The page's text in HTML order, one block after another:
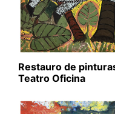
Restauro de
Teatro Oficina